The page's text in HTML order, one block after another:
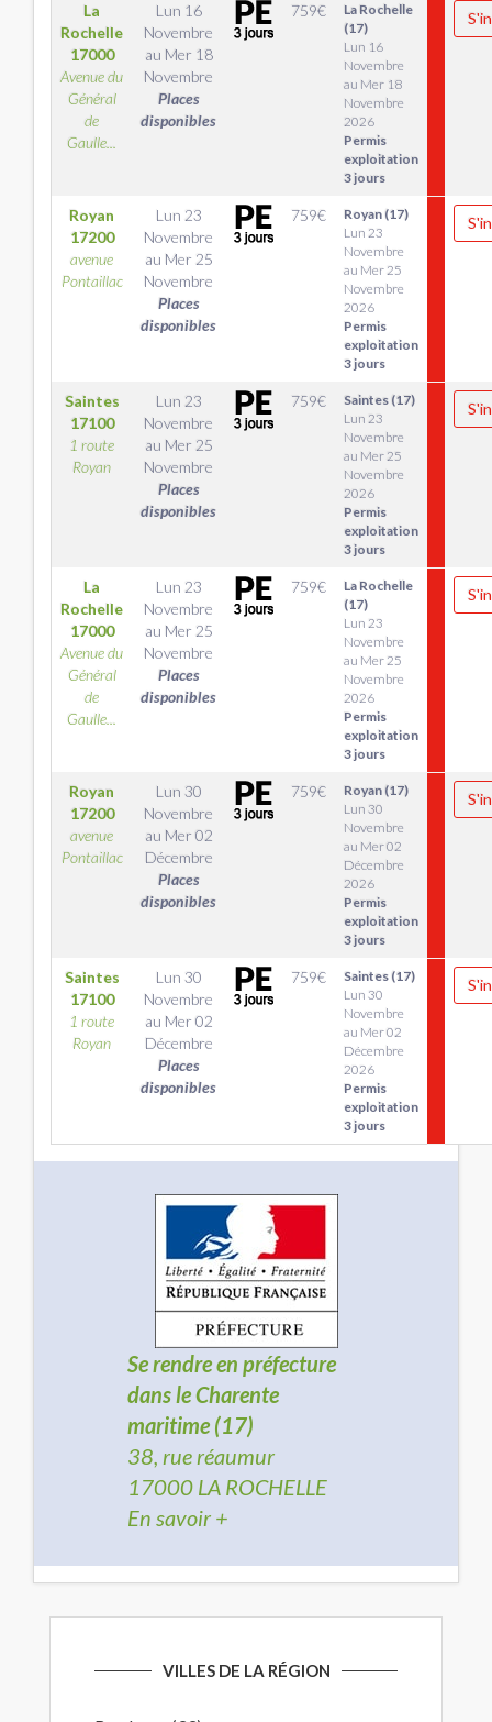
La
Rochelle
17000
Avenue du
Général
de
Gaulle...
Lun 16
Novembre
au Mer 18
Novembre
Places
disponibles
759€
La Rochelle
(17)
Lun 16
Novembre
au Mer 18
Novembre
2026
Permis
exploitation
3 jours
Royan
17200
avenue
Pontaillac
Lun 23
Novembre
au Mer 25
Novembre
Places
disponibles
759€
Royan (17)
Lun 23
Novembre
au Mer 25
Novembre
2026
Permis
exploitation
3 jours
Saintes
17100
1 route
Royan
Lun 23
Novembre
au Mer 25
Novembre
Places
disponibles
759€
Saintes (17)
Lun 23
Novembre
au Mer 25
Novembre
2026
Permis
exploitation
3 jours
La
Rochelle
17000
Avenue du
Général
de
Gaulle...
Lun 23
Novembre
au Mer 25
Novembre
Places
disponibles
759€
La Rochelle
(17)
Lun 23
Novembre
au Mer 25
Novembre
2026
Permis
exploitation
3 jours
Royan
17200
avenue
Pontaillac
Lun 30
Novembre
au Mer 02
Décembre
Places
disponibles
759€
Royan (17)
Lun 30
Novembre
au Mer 02
Décembre
2026
Permis
exploitation
3 jours
Saintes
17100
1 route
Royan
Lun 30
Novembre
au Mer 02
Décembre
Places
disponibles
759€
Saintes (17)
Lun 30
Novembre
au Mer 02
Décembre
2026
Permis
exploitation
3 jours
Se rendre en préfecture
dans le Charente
maritime (17)
38, rue réaumur
17000 LA ROCHELLE
En savoir +
VILLES DE LA RÉGION